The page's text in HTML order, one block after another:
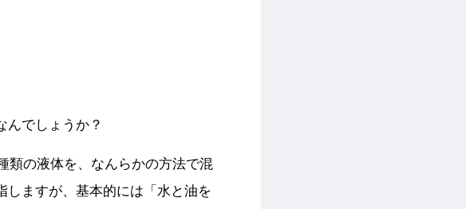
んでしょうか？
類の液体を、なんらかの方法で混
しますが、基本的には「水と油を